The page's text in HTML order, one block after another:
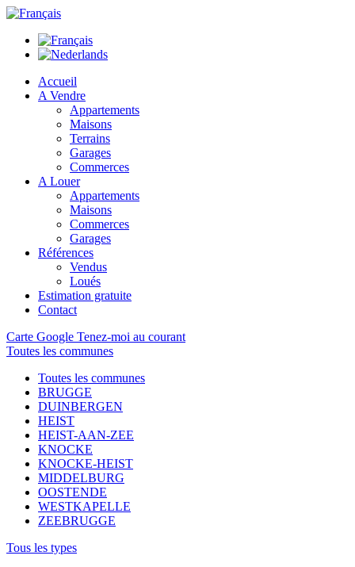
Accueil
A Vendre
Appartements
Maisons
Terrains
Garages
Commerces
A Louer
Appartements
Maisons
Commerces
Garages
Références
Vendus
Loués
Estimation gratuite
Contact
Carte Google Tenez-moi au courant
Toutes les communes
Toutes les communes
BRUGGE
DUINBERGEN
HEIST
HEIST-AAN-ZEE
KNOCKE
KNOCKE-HEIST
MIDDELBURG
OOSTENDE
WESTKAPELLE
ZEEBRUGGE
Tous les types